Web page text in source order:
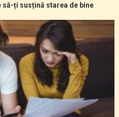
să-ți susțină starea de bine